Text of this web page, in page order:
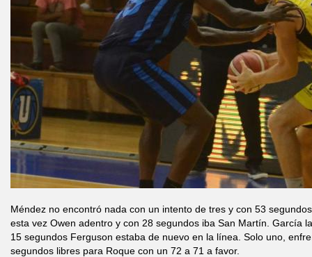
Méndez no encontró nada con un intento de tres y con 53
esta vez Owen adentro y con 28 segundos iba San Martín. García
15 segundos Ferguson estaba de nuevo en la línea. Solo uno,
segundos libres para Roque con un 72 a 71 a favor.